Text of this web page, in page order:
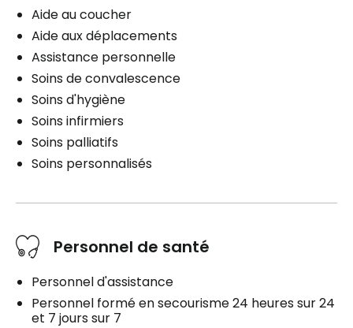
Aide au coucher
Aide aux déplacements
Assistance personnelle
Soins de convalescence
Soins d'hygiène
Soins infirmiers
Soins palliatifs
Soins personnalisés
Personnel de santé
Personnel d'assistance
Personnel formé en secourisme 24 heures sur 24
et 7 jours sur 7